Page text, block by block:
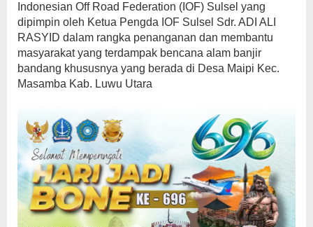
Indonesian Off Road Federation (IOF) Sulsel yang
dipimpin oleh Ketua Pengda IOF Sulsel Sdr. ADI ALI
RASYID dalam rangka penanganan dan membantu
masyarakat yang terdampak bencana alam banjir
bandang khususnya yang berada di Desa Maipi Kec.
Masamba Kab. Luwu Utara